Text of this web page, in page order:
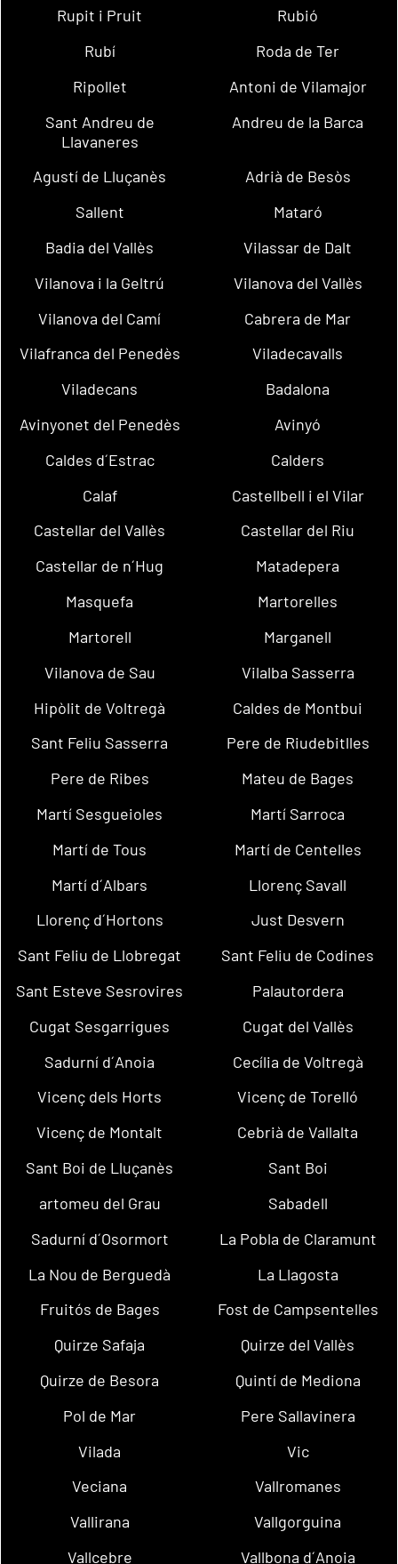
Rupit i Pruit
Rubió
Rubí
Roda de Ter
Ripollet
Antoni de Vilamajor
Sant Andreu de
Llavaneres
Andreu de la Barca
Agustí de Lluçanès
Adrià de Besòs
Sallent
Mataró
Badia del Vallès
Vilassar de Dalt
Vilanova i la Geltrú
Vilanova del Vallès
Vilanova del Camí
Cabrera de Mar
Vilafranca del Penedès
Viladecavalls
Viladecans
Badalona
Avinyonet del Penedès
Avinyó
Caldes d´Estrac
Calders
Calaf
Castellbell i el Vilar
Castellar del Vallès
Castellar del Riu
Castellar de n´Hug
Matadepera
Masquefa
Martorelles
Martorell
Marganell
Vilanova de Sau
Vilalba Sasserra
Hipòlit de Voltregà
Caldes de Montbui
Sant Feliu Sasserra
Pere de Riudebitlles
Pere de Ribes
Mateu de Bages
Martí Sesgueioles
Martí Sarroca
Martí de Tous
Martí de Centelles
Martí d´Albars
Llorenç Savall
Llorenç d´Hortons
Just Desvern
Sant Feliu de Llobregat
Sant Feliu de Codines
Sant Esteve Sesrovires
Palautordera
Cugat Sesgarrigues
Cugat del Vallès
Sadurní d´Anoia
Cecília de Voltregà
Vicenç dels Horts
Vicenç de Torelló
Vicenç de Montalt
Cebrià de Vallalta
Sant Boi de Lluçanès
Sant Boi
artomeu del Grau
Sabadell
Sadurní d´Osormort
La Pobla de Claramunt
La Nou de Berguedà
La Llagosta
Fruitós de Bages
Fost de Campsentelles
Quirze Safaja
Quirze del Vallès
Quirze de Besora
Quintí de Mediona
Pol de Mar
Pere Sallavinera
Vilada
Vic
Veciana
Vallromanes
Vallirana
Vallgorguina
Vallcebre
Vallbona d´Anoia